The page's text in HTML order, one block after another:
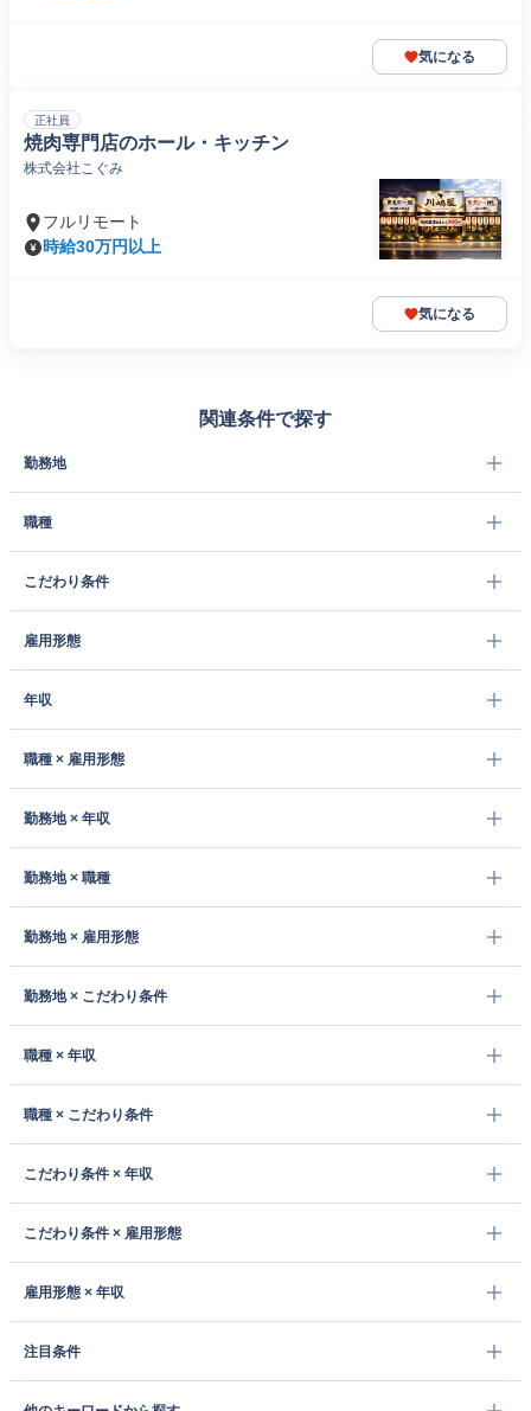
気になる
正社員
焼肉専門店のホール・キッチン
株式会社こぐみ
フルリモート
時給30万円以上
気になる
関連条件で探す
勤務地
職種
こだわり条件
雇用形態
年収
職種 × 雇用形態
勤務地 × 年収
勤務地 × 職種
勤務地 × 雇用形態
勤務地 × こだわり条件
職種 × 年収
職種 × こだわり条件
こだわり条件 × 年収
こだわり条件 × 雇用形態
雇用形態 × 年収
注目条件